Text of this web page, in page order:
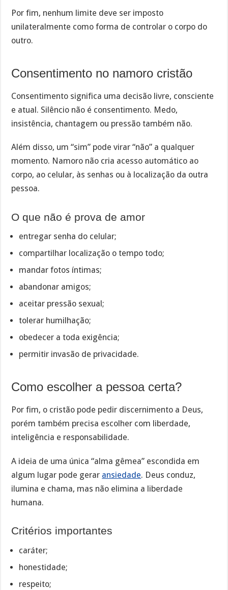
Por fim, nenhum limite deve ser imposto
unilateralmente como forma de controlar o corpo do
outro.
Consentimento no namoro cristão
Consentimento significa uma decisão livre, consciente
e atual. Silêncio não é consentimento. Medo,
insistência, chantagem ou pressão também não.
Além disso, um “sim” pode virar “não” a qualquer
momento. Namoro não cria acesso automático ao
corpo, ao celular, às senhas ou à localização da outra
pessoa.
O que não é prova de amor
entregar senha do celular;
compartilhar localização o tempo todo;
mandar fotos íntimas;
abandonar amigos;
aceitar pressão sexual;
tolerar humilhação;
obedecer a toda exigência;
permitir invasão de privacidade.
Como escolher a pessoa certa?
Por fim, o cristão pode pedir discernimento a Deus,
porém também precisa escolher com liberdade,
inteligência e responsabilidade.
A ideia de uma única “alma gêmea” escondida em
algum lugar pode gerar ansiedade. Deus conduz,
ilumina e chama, mas não elimina a liberdade
humana.
Critérios importantes
caráter;
honestidade;
respeito;